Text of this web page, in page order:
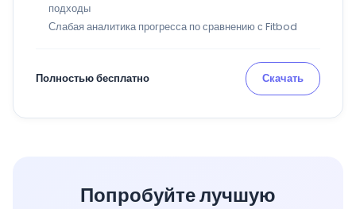
подходы
Слабая аналитика прогресса по сравнению с Fitbod
Полностью бесплатно Скачать
Попробуйте лучшую